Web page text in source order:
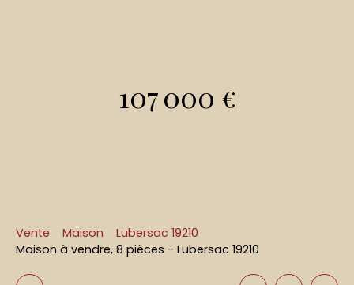
107 000 €
Vente Maison
Lubersac 19210
Maison à vendre, 8 pièces - Lubersac 19210